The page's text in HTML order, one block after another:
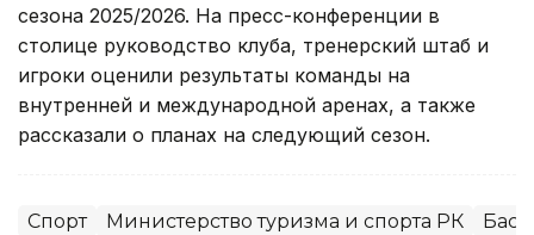
сезона 2025/2026. На пресс-конференции в
столице руководство клуба, тренерский штаб и
игроки оценили результаты команды на
внутренней и международной аренах, а также
рассказали о планах на следующий сезон.
Спорт Министерство туризма и спорта РК